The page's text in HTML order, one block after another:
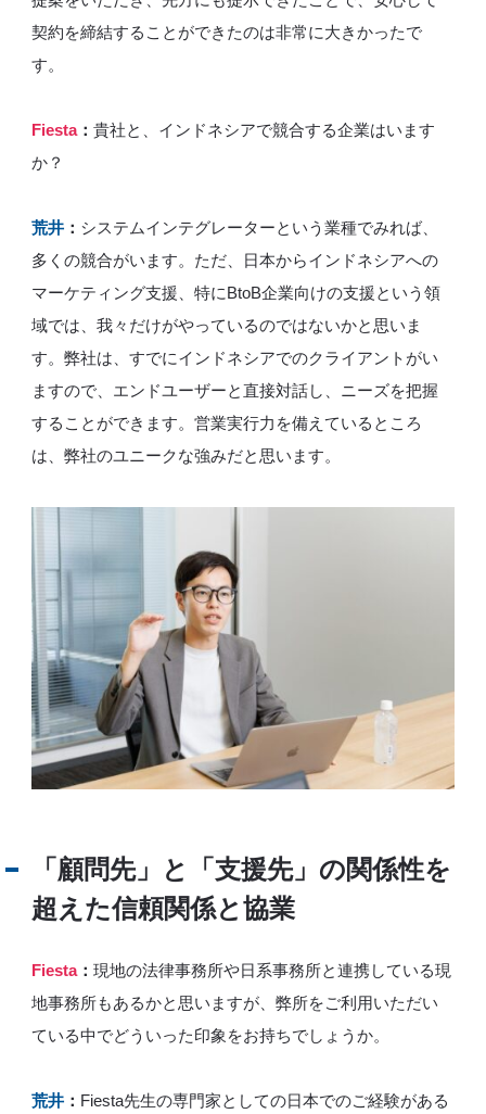
契約を締結することができたのは非常に大きかったで
す。
Fiesta：貴社と、インドネシアで競合する企業はいます
か？
荒井 ： システムインテグレーターという業種でみれば、
多くの競合がいます。ただ、日本からインドネシアへの
マーケティング支援、特にBtoB企業向けの支援という領
域では、我々だけがやっているのではないかと思いま
す。弊社は、すでにインドネシアでのクライアントがい
ますので、エンドユーザーと直接対話し、ニーズを把握
することができます。営業実行力を備えているところ
は、弊社のユニークな強みだと思います。
「顧問先」と「支援先」の関係性を
超えた信頼関係と協業
Fiesta：現地の法律事務所や日系事務所と連携している現
地事務所もあるかと思いますが、弊所をご利用いただい
ている中でどういった印象をお持ちでしょうか。
荒井 ： Fiesta先生の専門家としての日本でのご経験がある